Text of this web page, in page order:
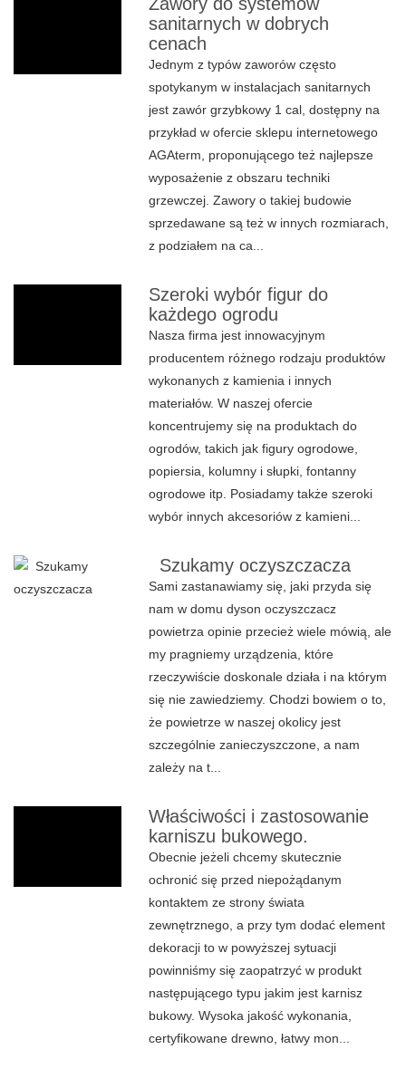
sanitarnych w dobrych
cenach
Jednym z typów zaworów często
spotykanym w instalacjach sanitarnych
jest zawór grzybkowy 1 cal, dostępny na
przykład w ofercie sklepu internetowego
AGAterm, proponującego też najlepsze
wyposażenie z obszaru techniki
grzewczej. Zawory o takiej budowie
sprzedawane są też w innych rozmiarach,
z podziałem na ca...
Szeroki wybór figur do
każdego ogrodu
Nasza firma jest innowacyjnym
producentem różnego rodzaju produktów
wykonanych z kamienia i innych
materiałów. W naszej ofercie
koncentrujemy się na produktach do
ogrodów, takich jak figury ogrodowe,
popiersia, kolumny i słupki, fontanny
ogrodowe itp. Posiadamy także szeroki
wybór innych akcesoriów z kamieni...
Szukamy oczyszczacza
Sami zastanawiamy się, jaki przyda się
nam w domu dyson oczyszczacz
powietrza opinie przecież wiele mówią, ale
my pragniemy urządzenia, które
rzeczywiście doskonale działa i na którym
się nie zawiedziemy. Chodzi bowiem o to,
że powietrze w naszej okolicy jest
szczególnie zanieczyszczone, a nam
zależy na t...
Właściwości i zastosowanie
karniszu bukowego.
Obecnie jeżeli chcemy skutecznie
ochronić się przed niepożądanym
kontaktem ze strony świata
zewnętrznego, a przy tym dodać element
dekoracji to w powyższej sytuacji
powinniśmy się zaopatrzyć w produkt
następującego typu jakim jest karnisz
bukowy. Wysoka jakość wykonania,
certyfikowane drewno, łatwy mon...